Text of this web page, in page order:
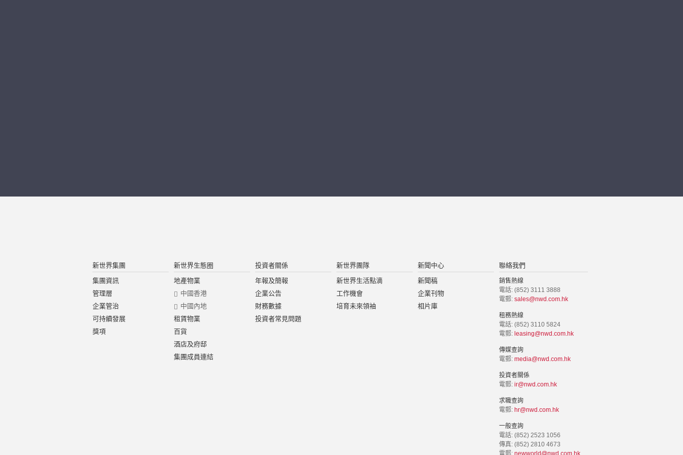
新世界集團
集團資訊
管理層
企業管治
可持續發展
獎項
新世界生態圈
地產物業
中國香港
中國內地
租賃物業
百貨
酒店及府邸
集團成員連結
投資者關係
年報及簡報
企業公告
財務數據
投資者常見問題
新世界團隊
新世界生活點滴
工作機會
培育未來領袖
新聞中心
新聞稿
企業刊物
相片庫
聯絡我們
銷售熱線
電話: (852) 3111 3888
電郵: sales@nwd.com.hk
租務熱線
電話: (852) 3110 5824
電郵: leasing@nwd.com.hk
傳媒查詢
電郵: media@nwd.com.hk
投資者關係
電郵: ir@nwd.com.hk
求職查詢
電郵: hr@nwd.com.hk
一般查詢
電話: (852) 2523 1056
傳真: (852) 2810 4673
電郵: newworld@nwd.com.hk